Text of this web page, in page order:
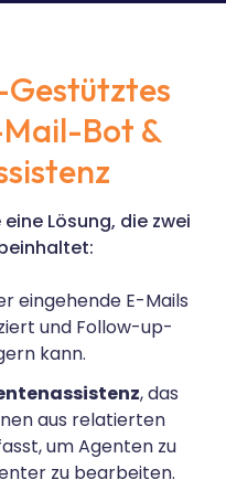
Gestütztes
Bot &
Lösung, die zwei
eingehende E-Mails
und Follow-up-
kann.
, das
aus relatierten
um Agenten zu
zu bearbeiten.